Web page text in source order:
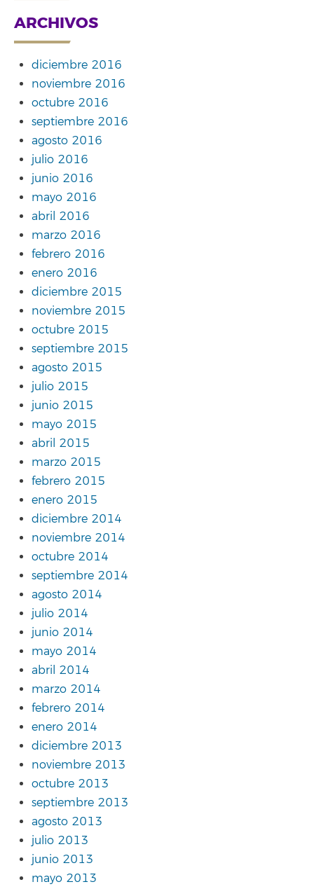
ARCHIVOS
diciembre 2016
noviembre 2016
octubre 2016
septiembre 2016
agosto 2016
julio 2016
junio 2016
mayo 2016
abril 2016
marzo 2016
febrero 2016
enero 2016
diciembre 2015
noviembre 2015
octubre 2015
septiembre 2015
agosto 2015
julio 2015
junio 2015
mayo 2015
abril 2015
marzo 2015
febrero 2015
enero 2015
diciembre 2014
noviembre 2014
octubre 2014
septiembre 2014
agosto 2014
julio 2014
junio 2014
mayo 2014
abril 2014
marzo 2014
febrero 2014
enero 2014
diciembre 2013
noviembre 2013
octubre 2013
septiembre 2013
agosto 2013
julio 2013
junio 2013
mayo 2013